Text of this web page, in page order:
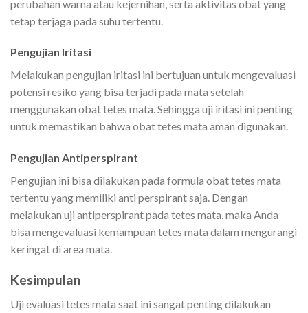
perubahan warna atau kejernihan, serta aktivitas obat yang
tetap terjaga pada suhu tertentu.
Pengujian Iritasi
Melakukan pengujian iritasi ini bertujuan untuk mengevaluasi
potensi resiko yang bisa terjadi pada mata setelah
menggunakan obat tetes mata. Sehingga uji iritasi ini penting
untuk memastikan bahwa obat tetes mata aman digunakan.
Pengujian Antiperspirant
Pengujian ini bisa dilakukan pada formula obat tetes mata
tertentu yang memiliki anti perspirant saja. Dengan
melakukan uji antiperspirant pada tetes mata, maka Anda
bisa mengevaluasi kemampuan tetes mata dalam mengurangi
keringat di area mata.
Kesimpulan
Uji evaluasi tetes mata saat ini sangat penting dilakukan